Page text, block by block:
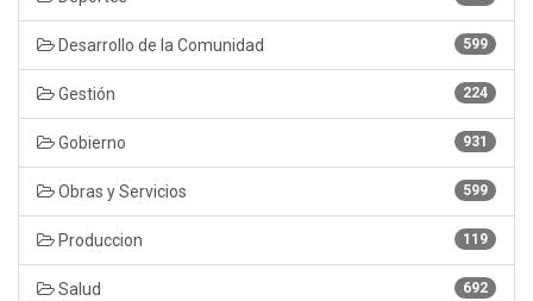
599
Desarrollo de la Comunidad
224
Gestión
931
Gobierno
599
Obras y Servicios
119
Produccion
692
Salud